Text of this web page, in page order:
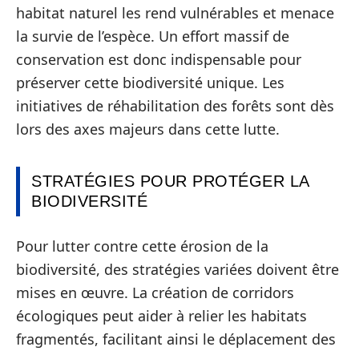
habitat naturel les rend vulnérables et menace
la survie de l’espèce. Un effort massif de
conservation est donc indispensable pour
préserver cette biodiversité unique. Les
initiatives de réhabilitation des forêts sont dès
lors des axes majeurs dans cette lutte.
STRATÉGIES POUR PROTÉGER LA
BIODIVERSITÉ
Pour lutter contre cette érosion de la
biodiversité, des stratégies variées doivent être
mises en œuvre. La création de corridors
écologiques peut aider à relier les habitats
fragmentés, facilitant ainsi le déplacement des